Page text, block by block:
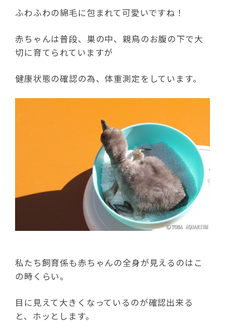
ふわふわの綿毛に包まれて可愛いですね！
赤ちゃんは普段、巣の中、親鳥のお腹の下で大
切に育てられていますが
健康状態の確認の為、体重測定をしています。
私たち飼育係も赤ちゃんの全身が見えるのはこ
の時くらい。
目に見えて大きくなっているのが確認出来る
と、ホッとします。